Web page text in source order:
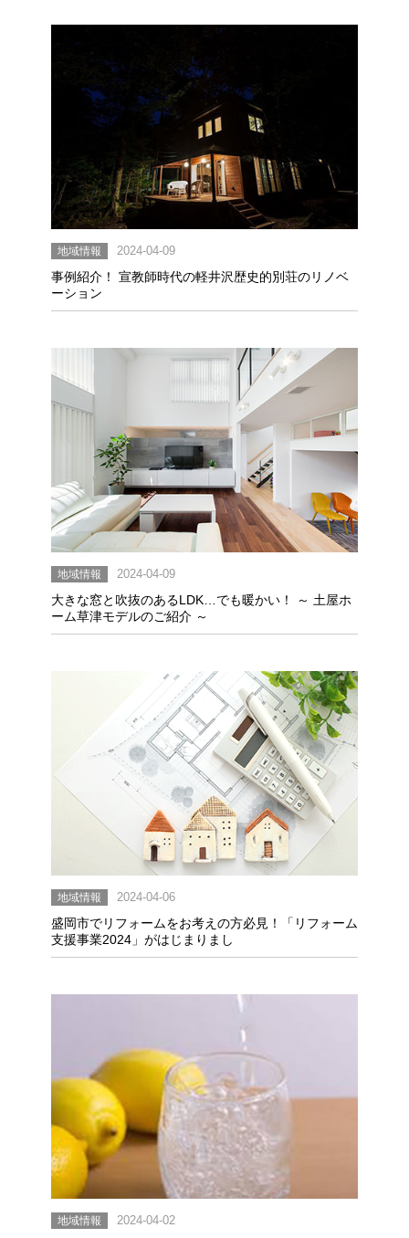
地域情報 2024-04-09
事例紹介！ 宣教師時代の軽井沢歴史的別荘のリノベ
ーション
地域情報 2024-04-09
大きな窓と吹抜のあるLDK…でも暖かい！ ～ 土屋ホ
ーム草津モデルのご紹介 ～
地域情報 2024-04-06
盛岡市でリフォームをお考えの方必見！「リフォーム
支援事業2024」がはじまりまし
地域情報 2024-04-02